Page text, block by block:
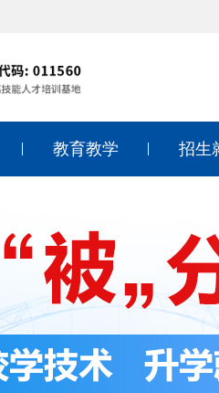
教育教学
教育专利
技能考证
招生
入学
学费
入学
线上
就业